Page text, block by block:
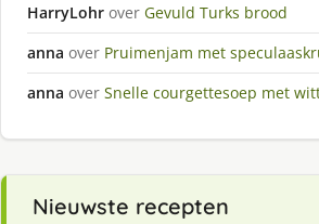
HarryLohr over Gevuld Turks brood
anna over Pruimenjam met
anna over Snelle courgettesoep met
Nieuwste recepten